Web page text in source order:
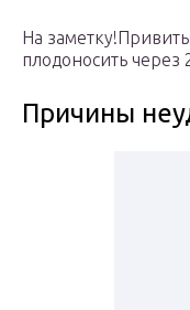
На
плодоносить через
Причины